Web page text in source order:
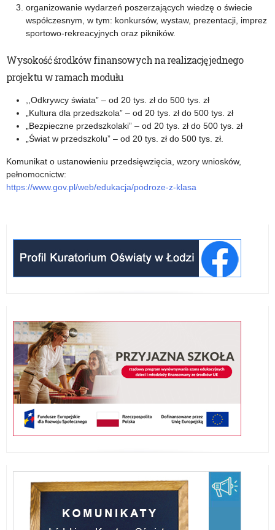
organizowanie wydarzeń poszerzających wiedzę o świecie
współczesnym, w tym: konkursów, wystaw, prezentacji, imprez
sportowo-rekreacyjnych oraz pikników.
Wysokość środków finansowych na realizację jednego
projektu w ramach modułu
,,Odkrywcy świata” – od 20 tys. zł do 500 tys. zł
„Kultura dla przedszkola” – od 20 tys. zł do 500 tys. zł
„Bezpieczne przedszkolaki” – od 20 tys. zł do 500 tys. zł
„Świat w przedszkolu” – od 20 tys. zł do 500 tys. zł.
Komunikat o ustanowieniu przedsięwzięcia, wzory wniosków,
pełnomocnictw:
https://www.gov.pl/web/edukacja/podroze-z-klasa